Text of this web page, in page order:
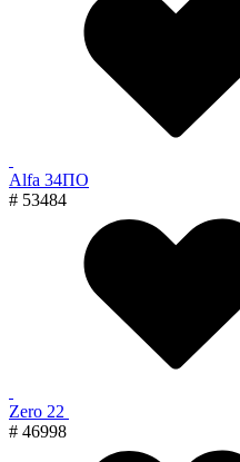
Alfa 34ПО
# 53484
Zero 22
# 46998